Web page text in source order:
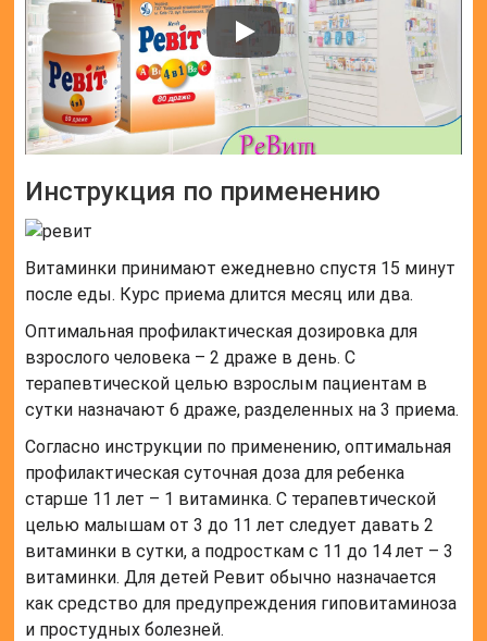
Инструкция по применению
Витаминки принимают ежедневно спустя 15 минут
после еды. Курс приема длится месяц или два.
Оптимальная профилактическая дозировка для
взрослого человека – 2 драже в день. С
терапевтической целью взрослым пациентам в
сутки назначают 6 драже, разделенных на 3 приема.
Согласно инструкции по применению, оптимальная
профилактическая суточная доза для ребенка
старше 11 лет – 1 витаминка. С терапевтической
целью малышам от 3 до 11 лет следует давать 2
витаминки в сутки, а подросткам с 11 до 14 лет – 3
витаминки. Для детей Ревит обычно назначается
как средство для предупреждения гиповитаминоза
и простудных болезней.